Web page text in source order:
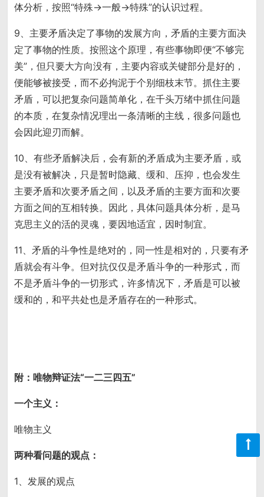
体分析，按照“特殊→一般→特殊”的认识过程。
9、主要矛盾决定了事物的发展方向，矛盾的主要方面决
定了事物的性质。按照这个原理，有些事物即便“不够完
美”，但只要大方向没有，主要内容或关键部分是好的，
便能够被接受，而不必拘泥于个别细枝末节。抓住主要
矛盾，可以把复杂问题简单化，在千头万绪中抓住问题
的本质，在复杂情况理出一条清晰的主线，很多问题也
会因此迎刃而解。
10、有些矛盾解决后，会有新的矛盾成为主要矛盾，或
是没有被解决，只是暂时隐藏、缓和、压抑，也会发生
主要矛盾和次要矛盾之间，以及矛盾的主要方面和次要
方面之间的互相转换。因此，具体问题具体分析，是马
克思主义的活的灵魂，要因地适宜，因时制宜。
11、矛盾的斗争性是绝对的，同一性是相对的，只要有矛
盾就会有斗争。但对抗仅仅是矛盾斗争的一种形式，而
不是矛盾斗争的一切形式，许多情况下，矛盾是可以被
缓和的，和平共处也是矛盾存在的一种形式。
附：唯物辩证法“一二三四五”
一个主义：
唯物主义
两种看问题的观点：
1、发展的观点